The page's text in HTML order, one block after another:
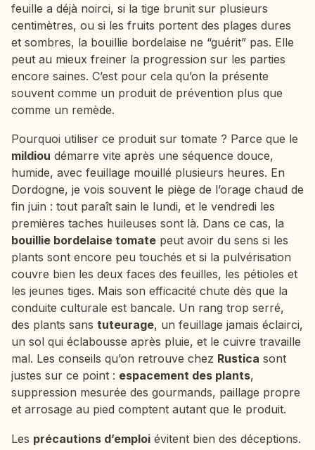
feuille a déjà noirci, si la tige brunit sur plusieurs
centimètres, ou si les fruits portent des plages dures
et sombres, la bouillie bordelaise ne “guérit” pas. Elle
peut au mieux freiner la progression sur les parties
encore saines. C’est pour cela qu’on la présente
souvent comme un produit de prévention plus que
comme un remède.
Pourquoi utiliser ce produit sur tomate ? Parce que le
mildiou démarre vite après une séquence douce,
humide, avec feuillage mouillé plusieurs heures. En
Dordogne, je vois souvent le piège de l’orage chaud de
fin juin : tout paraît sain le lundi, et le vendredi les
premières taches huileuses sont là. Dans ce cas, la
bouillie bordelaise tomate peut avoir du sens si les
plants sont encore peu touchés et si la pulvérisation
couvre bien les deux faces des feuilles, les pétioles et
les jeunes tiges. Mais son efficacité chute dès que la
conduite culturale est bancale. Un rang trop serré,
des plants sans tuteurage, un feuillage jamais éclairci,
un sol qui éclabousse après pluie, et le cuivre travaille
mal. Les conseils qu’on retrouve chez Rustica sont
justes sur ce point : espacement des plants,
suppression mesurée des gourmands, paillage propre
et arrosage au pied comptent autant que le produit.
Les précautions d’emploi évitent bien des déceptions.